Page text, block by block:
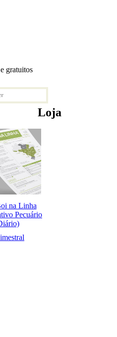
gratuitos
Loja
na Linha
Pecuário